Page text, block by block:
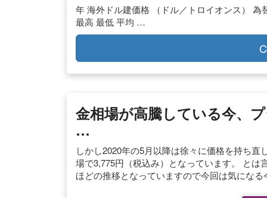
年 海外ドル建価格 （ドル／トロイオンス）
最高 最低 平均 …
金相場が高騰している今、
…
しかし2020年の5月以降は徐々に価格を持ち
場で3,775円（税込み）となっています。 と
ほどの推移となっていますので今回は気にな